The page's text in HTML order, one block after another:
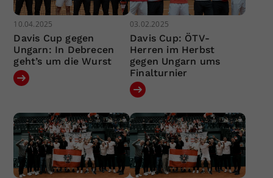
10.04.2025
Davis Cup gegen
Ungarn: In Debrecen
geht’s um die Wurst
03.02.2025
Davis Cup: ÖTV-
Herren im Herbst
gegen Ungarn ums
Finalturnier